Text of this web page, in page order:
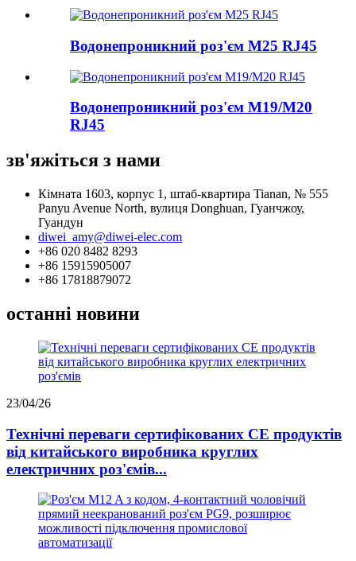
Водонепроникний роз'єм M25 RJ45
Водонепроникний роз'єм M19/M20
RJ45
зв'яжіться з нами
Кімната 1603, корпус 1, штаб-квартира Tianan, № 555
Panyu Avenue North, вулиця Donghuan, Гуанчжоу,
Гуандун
diwei_amy@diwei-elec.com
+86 020 8482 8293
+86 15915905007
+86 17818879072
останні новини
23/04/26
Технічні переваги сертифікованих CE продуктів
від китайського виробника круглих
електричних роз'ємів...